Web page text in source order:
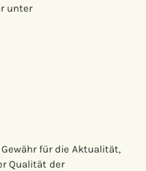
unter
für die Aktualität,
Qualität der